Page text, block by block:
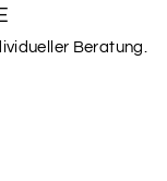
Beratung.